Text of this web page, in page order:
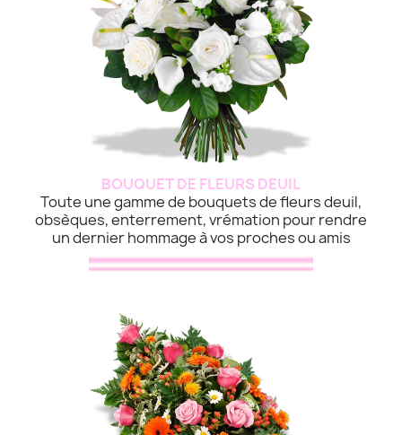
BOUQUET DE FLEURS DEUIL
Toute une gamme de bouquets de fleurs deuil,
obsèques, enterrement, vrémation pour rendre
un dernier hommage à vos proches ou amis